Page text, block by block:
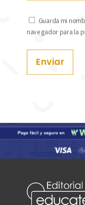
Guarda mi
navegador para la
Enviar